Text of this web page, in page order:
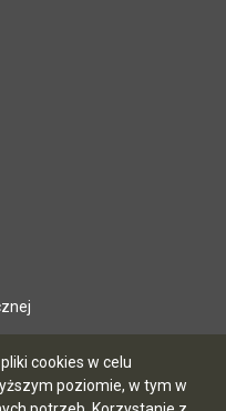
cookies w celu
poziomie, w tym w